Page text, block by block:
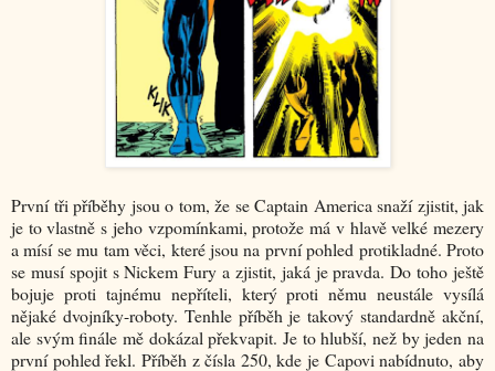
První tři příběhy jsou o tom, že se Captain America snaží zjistit, jak
je to vlastně s jeho vzpomínkami, protože má v hlavě velké mezery
a mísí se mu tam věci, které jsou na první pohled protikladné. Proto
se musí spojit s Nickem Fury a zjistit, jaká je pravda. Do toho ještě
bojuje proti tajnému nepříteli, který proti němu neustále vysílá
nějaké dvojníky-roboty. Tenhle příběh je takový standardně akční,
ale svým finále mě dokázal překvapit. Je to hlubší, než by jeden na
první pohled řekl. Příběh z čísla 250, kde je Capovi nabídnuto, aby